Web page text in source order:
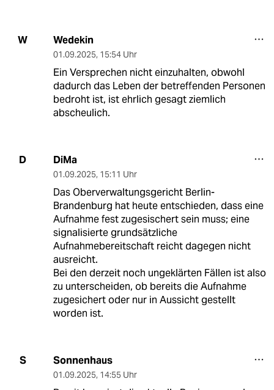
W Wedekin
01.09.2025, 15:54 Uhr
Ein Versprechen nicht einzuhalten, obwohl
dadurch das Leben der betreffenden Personen
bedroht ist, ist ehrlich gesagt ziemlich
abscheulich.
D DiMa
01.09.2025, 15:11 Uhr
Das Oberverwaltungsgericht Berlin-
Brandenburg hat heute entschieden, dass eine
Aufnahme fest zugesischert sein muss; eine
signalisierte grundsätzliche
Aufnahmebereitschaft reicht dagegen nicht
ausreicht.
Bei den derzeit noch ungeklärten Fällen ist also
zu unterscheiden, ob bereits die Aufnahme
zugesichert oder nur in Aussicht gestellt
worden ist.
S Sonnenhaus
01.09.2025, 14:55 Uhr